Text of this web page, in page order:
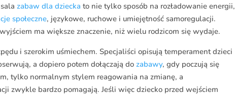
salazabaw dla dziecka to nie tylko sposób na rozładowanie energii,
społeczne, językowe, ruchowe i umiejętność samoregulacji.
ma większe znaczenie, niż wielu rodzicom się wydaje.
i szerokim uśmiechem. Specjaliści opisują temperament dzieci
a dopiero potem dołączają dozabawy, gdy poczują się
tylko normalnym stylem reagowania na zmianę, a
zwykle bardzo pomagają. Jeśli więc dziecko przed wejściem